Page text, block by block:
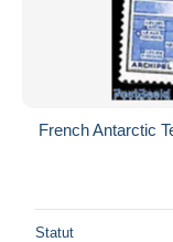
French Antarctic
Statut